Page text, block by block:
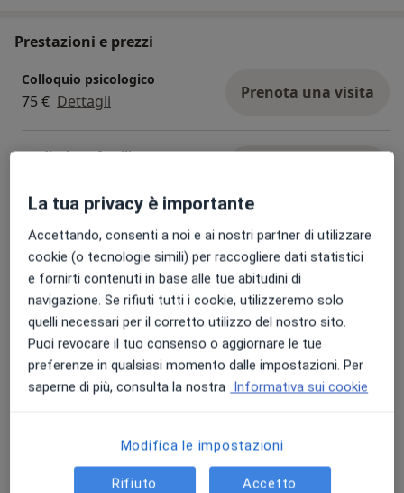
Prestazioni e prezzi
Colloquio psicologico
75 € Dettagli Prenota una visita
Mediazione familiare
Sostegno genitoriale
90 € Dettagli Prenota una visita
Psicoterapia di coppia
90 € Dettagli Prenota una visita
Psicoterapia della dipendenza
affettiva
+ 15 prestazioni
La tua privacy è importante
Accettando, consenti a noi e ai nostri partner di utilizzare
cookie (o tecnologie simili) per raccogliere dati statistici
e fornirti contenuti in base alle tue abitudini di
navigazione. Se rifiuti tutti i cookie, utilizzeremo solo
quelli necessari per il corretto utilizzo del nostro sito.
Puoi revocare il tuo consenso o aggiornare le tue
preferenze in qualsiasi momento dalle impostazioni. Per
saperne di più, consulta la nostra Informativa sui cookie
Modifica le impostazioni
Rifiuto Accetto